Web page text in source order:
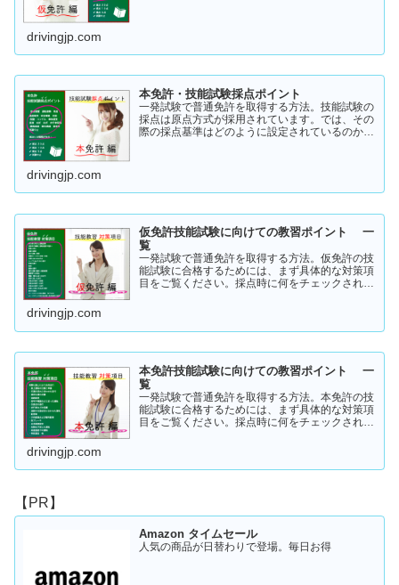
drivingjp.com
本免許・技能試験採点ポイント
一発試験で普通免許を取得する方法。技能試験の
採点は原点方式が採用されています。では、その
際の採点基準はどのように設定されているのかご
drivingjp.com
仮免許技能試験に向けての教習ポイント 一
覧
一発試験で普通免許を取得する方法。仮免許の技
能試験に合格するためには、まず具体的な対策項
目をご覧ください。採点時に何をチェックされる
drivingjp.com
本免許技能試験に向けての教習ポイント 一
覧
一発試験で普通免許を取得する方法。本免許の技
能試験に合格するためには、まず具体的な対策項
目をご覧ください。採点時に何をチェックされる
drivingjp.com
【PR】
Amazon タイムセール
人気の商品が日替わりで登場。毎日お得